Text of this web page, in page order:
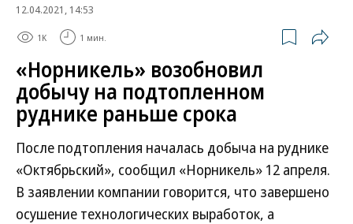
12.04.2021, 14:53
1K 1 мин.
«Норникель» возобновил
добычу на подтопленном
руднике раньше срока
После подтопления началась добыча на руднике
«Октябрьский», сообщил «Норникель» 12 апреля.
В заявлении компании говорится, что завершено
осушение технологических выработок, а